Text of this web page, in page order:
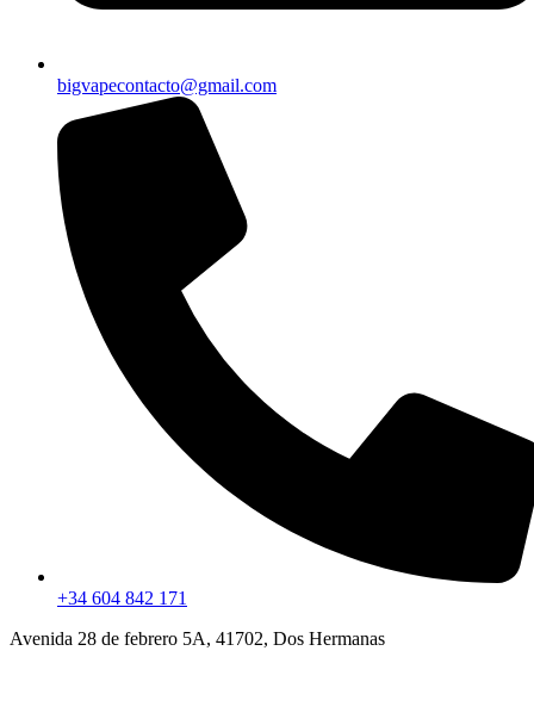
bigvapecontacto@gmail.com
+34 604 842 171
Avenida 28 de febrero 5A, 41702, Dos Hermanas